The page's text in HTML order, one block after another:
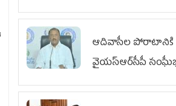
ఆదివాసీల పోరాటానికి
వైయ‌స్ఆర్‌సీపీ